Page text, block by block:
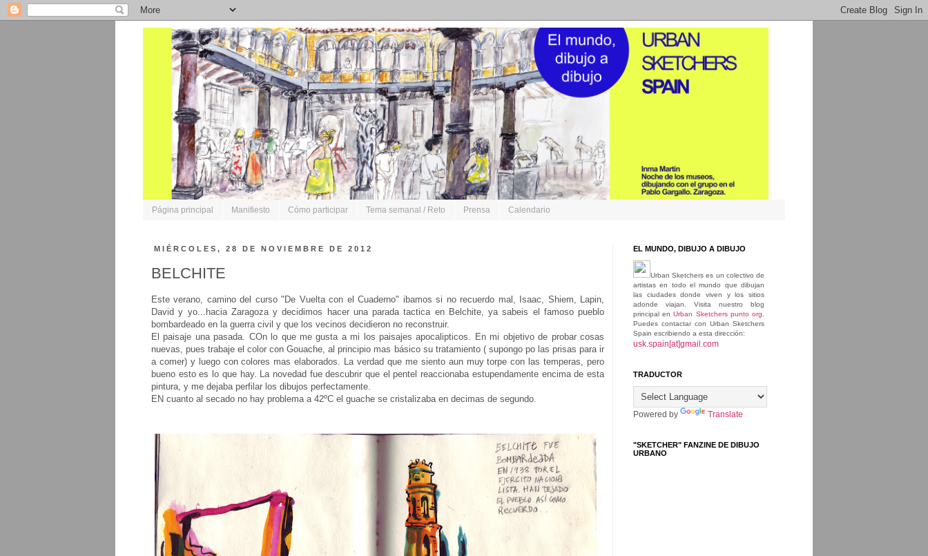
Página principal Manifiesto Cómo participar Tema semanal / Reto Prensa Calendario
MIÉRCOLES, 28 DE NOVIEMBRE DE 2012
BELCHITE
Este verano, camino del curso "De Vuelta con el Cuaderno" ibamos si no recuerdo mal, Isaac, Shiem, Lapin,
David y yo...hacia Zaragoza y decidimos hacer una parada tactica en Belchite, ya sabeis el famoso pueblo
bombardeado en la guerra civil y que los vecinos decidieron no reconstruir.
El paisaje una pasada. COn lo que me gusta a mi los paisajes apocalipticos. En mi objetivo de probar cosas
nuevas, pues trabaje el color con Gouache, al principio mas básico su tratamiento ( supongo po las prisas para ir
a comer) y luego con colores mas elaborados. La verdad que me siento aun muy torpe con las temperas, pero
bueno esto es lo que hay. La novedad fue descubrir que el pentel reaccionaba estupendamente encima de esta
pintura, y me dejaba perfilar los dibujos perfectamente.
EN cuanto al secado no hay problema a 42ºC el guache se cristalizaba en decimas de segundo.
EL MUNDO, DIBUJO A DIBUJO
Urban Sketchers es un colectivo de
artistas en todo el mundo que dibujan
las ciudades donde viven y los sitios
adonde viajan. Visita nuestro blog
principal enUrban Sketchers punto org.
Puedes contactar con Urban Sketchers
Spain escribiendo a esta dirección:
usk.spain[at]gmail.com
TRADUCTOR
Powered by Translate
"SKETCHER" FANZINE DE DIBUJO
URBANO